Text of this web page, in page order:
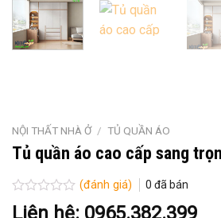
NỘI THẤT NHÀ Ở / TỦ QUẦN ÁO
Tủ quần áo cao cấp sang
Được
(đánh giá) 0 đã bán
Liên hệ: 0965.382.399